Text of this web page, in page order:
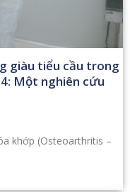
giàu tiểu cầu trong
Một nghiên cứu
khớp (Osteoarthritis –